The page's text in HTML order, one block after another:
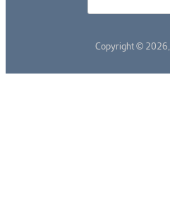
Copyright © 2026,